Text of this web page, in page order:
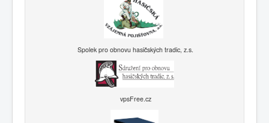
Spolek pro obnovu hasičských tradic, z.s.
vpsFree.cz